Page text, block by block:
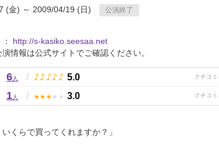
(金) ～ 2009/04/19 (日)
公演終了
http://s-kasiko.seesaa.net
情報は公式サイトでご確認ください。
6人 / ♪ ♪ ♪ ♪ ♪ 5.0
1人 / ★ ★ ★ ★ ★ 3.0
いくらで買ってくれますか？」